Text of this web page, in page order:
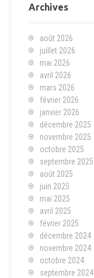
Archives
août 2026
juillet 2026
mai 2026
avril 2026
mars 2026
février 2026
janvier 2026
décembre 2025
novembre 2025
octobre 2025
septembre 2025
août 2025
juin 2025
mai 2025
avril 2025
février 2025
décembre 2024
novembre 2024
octobre 2024
septembre 2024